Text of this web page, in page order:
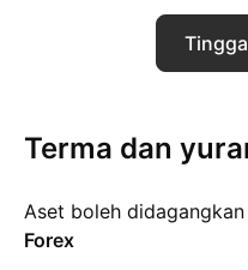
Terma dan
Aset boleh didagangkan
Forex